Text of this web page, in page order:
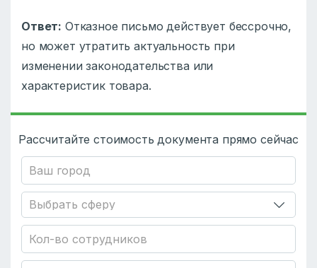
Ответ: Отказное письмо действует бессрочно,
но может утратить актуальность при
изменении законодательства или
характеристик товара.
Рассчитайте стоимость документа прямо сейчас